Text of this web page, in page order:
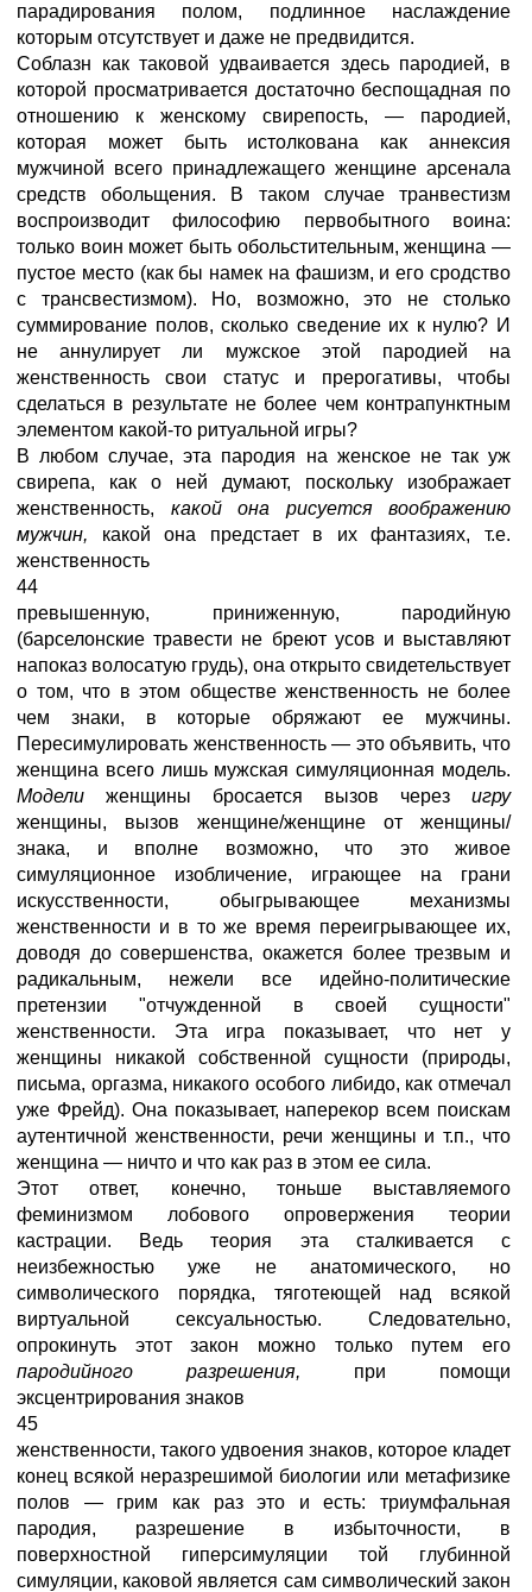
парадирования полом, подлинное наслаждение
которым отсутствует и даже не предвидится.
Соблазн как таковой удваивается здесь пародией, в
которой просматривается достаточно беспощадная по
отношению к женскому свирепость, — пародией,
которая может быть истолкована как аннексия
мужчиной всего принадлежащего женщине арсенала
средств обольщения. В таком случае транвестизм
воспроизводит философию первобытного воина:
только воин может быть обольстительным, женщина —
пустое место (как бы намек на фашизм, и его сродство
с трансвестизмом). Но, возможно, это не столько
суммирование полов, сколько сведение их к нулю? И
не аннулирует ли мужское этой пародией на
женственность свои статус и прерогативы, чтобы
сделаться в результате не более чем контрапунктным
элементом какой-то ритуальной игры?
В любом случае, эта пародия на женское не так уж
свирепа, как о ней думают, поскольку изображает
женственность, какой она рисуется воображению
мужчин, какой она предстает в их фантазиях, т.е.
женственность
44
превышенную, приниженную, пародийную
(барселонские травести не бреют усов и выставляют
напоказ волосатую грудь), она открыто свидетельствует
о том, что в этом обществе женственность не более
чем знаки, в которые обряжают ее мужчины.
Пересимулировать женственность — это объявить, что
женщина всего лишь мужская симуляционная модель.
Модели женщины бросается вызов через игру
женщины, вызов женщине/женщине от женщины/
знака, и вполне возможно, что это живое
симуляционное изобличение, играющее на грани
искусственности, обыгрывающее механизмы
женственности и в то же время переигрывающее их,
доводя до совершенства, окажется более трезвым и
радикальным, нежели все идейно-политические
претензии "отчужденной в своей сущности"
женственности. Эта игра показывает, что нет у
женщины никакой собственной сущности (природы,
письма, оргазма, никакого особого либидо, как отмечал
уже Фрейд). Она показывает, наперекор всем поискам
аутентичной женственности, речи женщины и т.п., что
женщина — ничто и что как раз в этом ее сила.
Этот ответ, конечно, тоньше выставляемого
феминизмом лобового опровержения теории
кастрации. Ведь теория эта сталкивается с
неизбежностью уже не анатомического, но
символического порядка, тяготеющей над всякой
виртуальной сексуальностью. Следовательно,
опрокинуть этот закон можно только путем его
пародийного разрешения, при помощи
эксцентрирования знаков
45
женственности, такого удвоения знаков, которое кладет
конец всякой неразрешимой биологии или метафизике
полов — грим как раз это и есть: триумфальная
пародия, разрешение в избыточности, в
поверхностной гиперсимуляции той глубинной
симуляции, каковой является сам символический закон